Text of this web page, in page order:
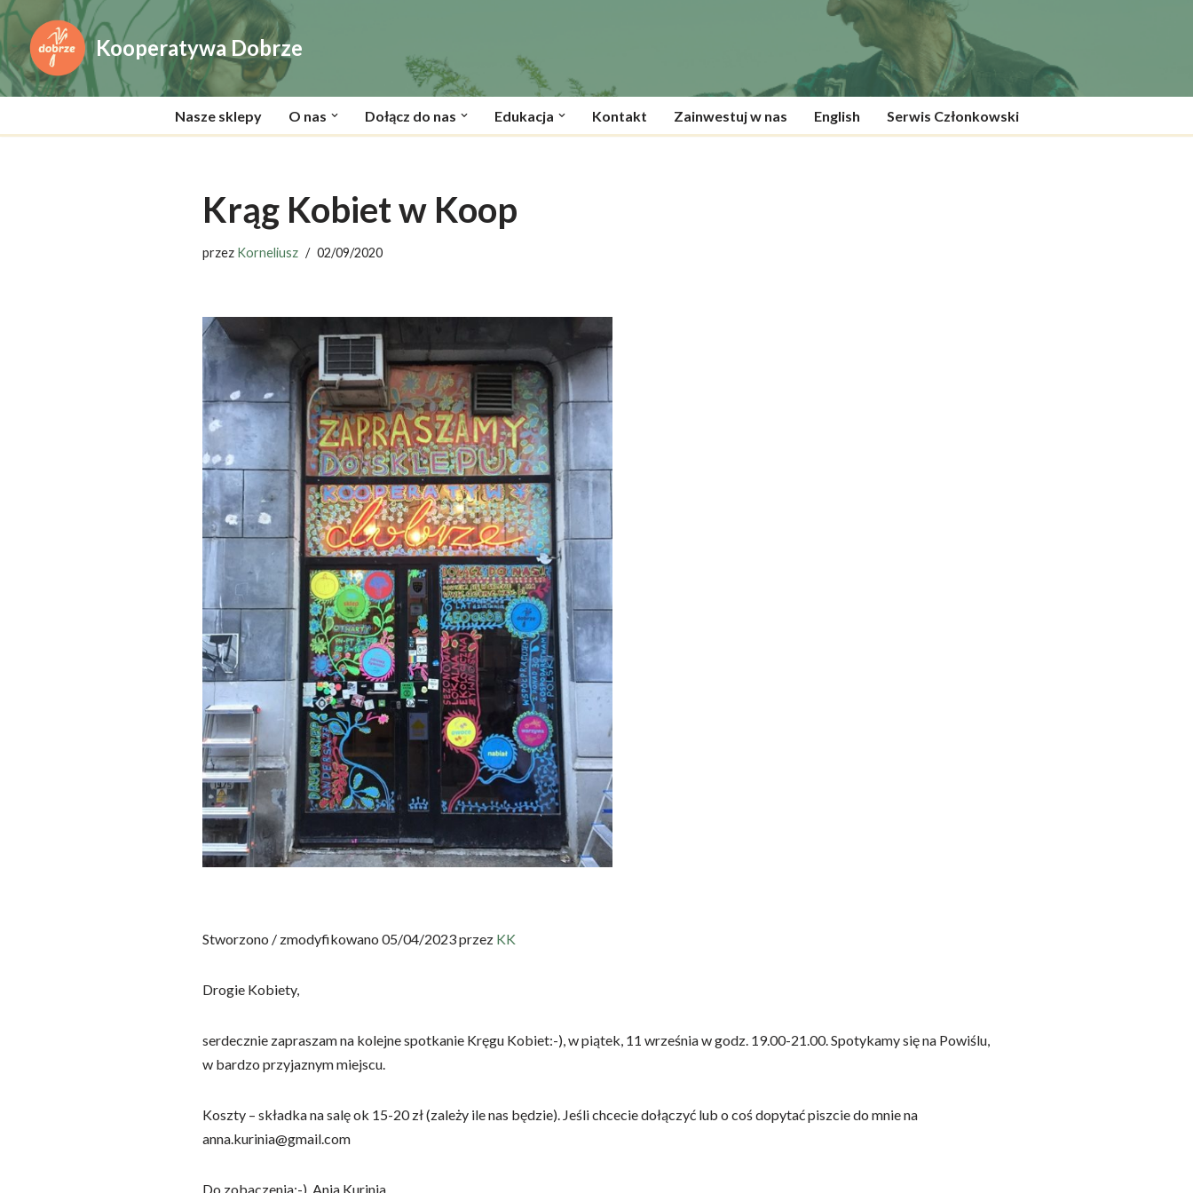
Przejdź
do
treści
Kooperatywa Dobrze
Nasze sklepy O nas Dołącz do nas Edukacja Kontakt Zainwestuj w nas English Serwis Członkowski
Krąg Kobiet w Koop
przez Korneliusz 02/09/2020
Stworzono / zmodyfikowano 05/04/2023 przez KK
Drogie Kobiety,
serdecznie zapraszam na kolejne spotkanie Kręgu Kobiet:-), w piątek, 11 września w godz. 19.00-21.00. Spotykamy się na Powiślu,
w bardzo przyjaznym miejscu.
Koszty – składka na salę ok 15-20 zł (zależy ile nas będzie). Jeśli chcecie dołączyć lub o coś dopytać piszcie do mnie na
anna.kurinia@gmail.com
Do zobaczenia:-), Ania Kurinia